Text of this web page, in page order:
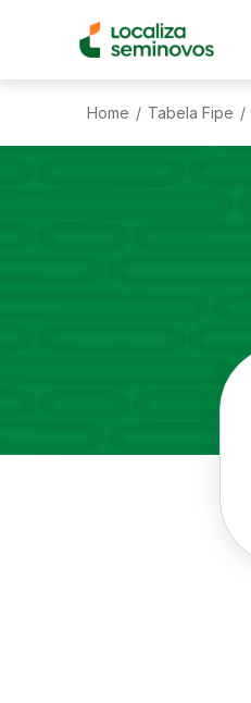
Home / Tabela Fipe /